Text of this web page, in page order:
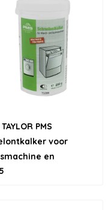
PMS
voor
en